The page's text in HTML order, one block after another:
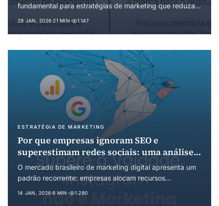
Custos de Transação
fundamental para estratégias de marketing que reduzam
29 JAN, 2026·21 MIN· 1.147
ESTRATÉGIA DE MARKETING
Por que empresas ignoram SEO e
superestimam redes sociais: uma análise
sob a perspectiva da economia
institucional
O mercado brasileiro de marketing digital apresenta um
padrão recorrente: empresas alocam recursos
14 JAN, 2026·8 MIN · 1.280